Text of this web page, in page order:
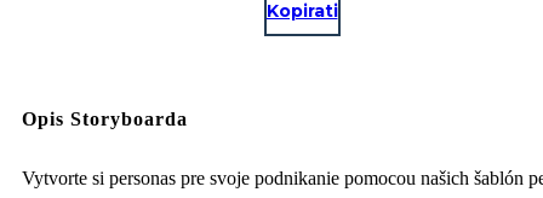
Kopirati
Opis Storyboarda
Vytvorte si personas pre svoje podnikanie pomocou našich šablón